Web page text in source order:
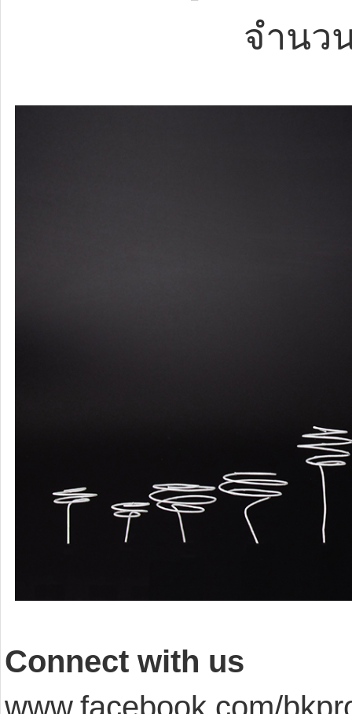
จำนว
Connect with us